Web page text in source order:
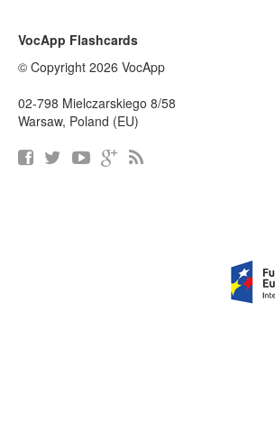
VocApp Flashcards
© Copyright 2026 VocApp
02-798 Mielczarskiego 8/58
Warsaw, Poland (EU)